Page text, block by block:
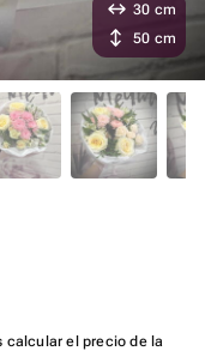
calcular el precio de la
30 cm
50 cm